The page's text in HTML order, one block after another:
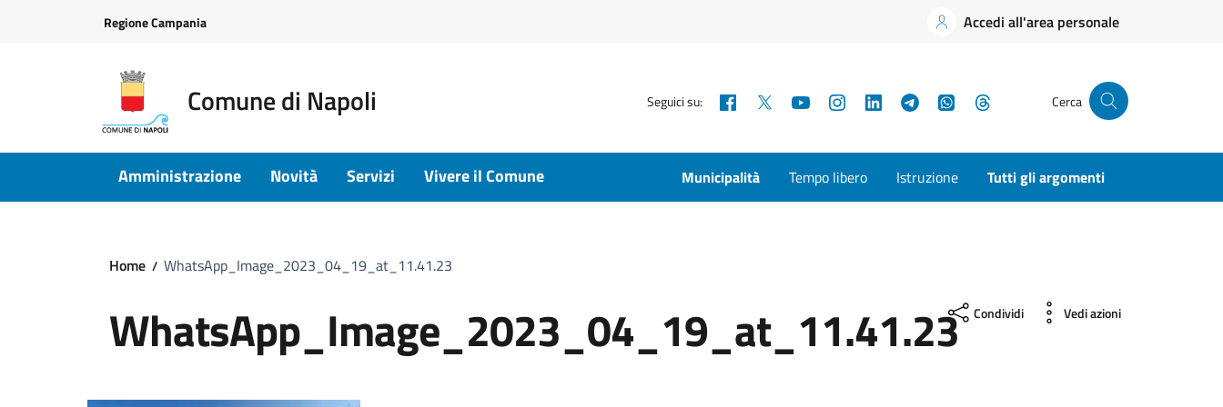
Regione Campania Accedi all'area personale
Comune di Napoli Seguici su: Facebook YouTubeInstagramLinkedInTelegramWhatsApp Cerca
Amministrazione Novità Servizi Vivere il Comune Municipalità Tempo libero Istruzione Tutti gli argomenti
Home WhatsApp_Image_2023_04_19_at_11.41.23
WhatsApp_Image_2023_04_19_at_11.41.23 Condividi Vedi azioni